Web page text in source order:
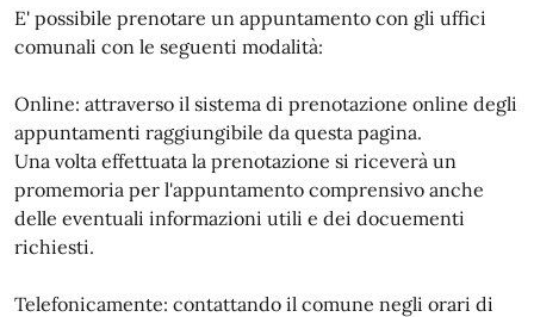
E' possibile prenotare un appuntamento con gli uffici
comunali con le seguenti modalità:
Online: attraverso il sistema di prenotazione online degli
appuntamenti raggiungibile da questa pagina.
Una volta effettuata la prenotazione si riceverà un
promemoria per l'appuntamento comprensivo anche
delle eventuali informazioni utili e dei docuementi
richiesti.
Telefonicamente: contattando il comune negli orari di